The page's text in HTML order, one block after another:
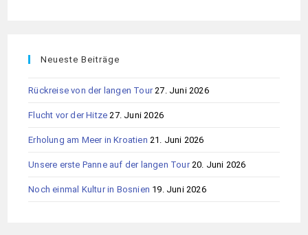
Neueste Beiträge
Rückreise von der langen Tour 27. Juni 2026
Flucht vor der Hitze 27. Juni 2026
Erholung am Meer in Kroatien 21. Juni 2026
Unsere erste Panne auf der langen Tour 20. Juni 2026
Noch einmal Kultur in Bosnien 19. Juni 2026